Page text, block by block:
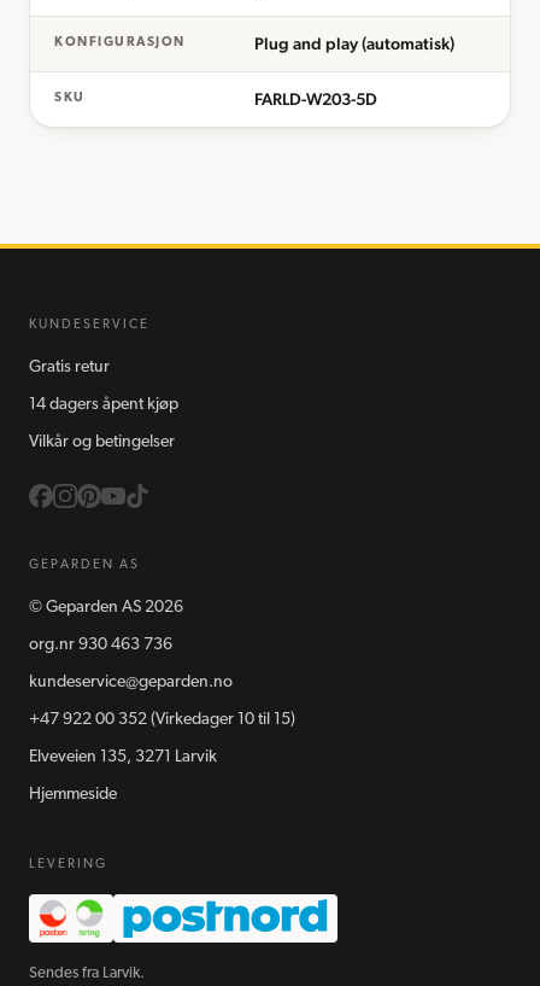
KONFIGURASJON Plug and play (automatisk)
SKU FARLD-W203-5D
KUNDESERVICE
Gratis retur
14 dagers åpent kjøp
Vilkår og betingelser
GEPARDEN AS
© Geparden AS 2026
org.nr 930 463 736
kundeservice@geparden.no
+47 922 00 352 (Virkedager 10 til 15)
Elveveien 135, 3271 Larvik
Hjemmeside
LEVERING
Sendes fra Larvik.